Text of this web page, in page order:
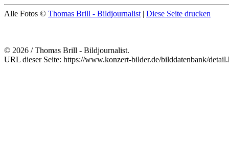
Alle Fotos © Thomas Brill - Bildjournalist | Diese Seite drucken
© 2026 / Thomas Brill - Bildjournalist.
URL dieser Seite: https://www.konzert-bilder.de/bilddatenbank/